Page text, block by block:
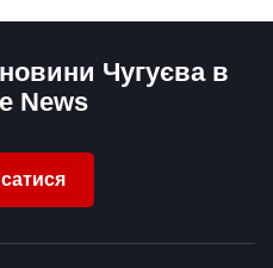
Чугуєва в
News